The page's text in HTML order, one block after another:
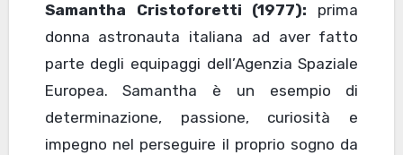
Samantha Cristoforetti (1977): prima
donna astronauta italiana ad aver fatto
parte degli equipaggi dell’Agenzia Spaziale
Europea. Samantha è un esempio di
determinazione, passione, curiosità e
impegno nel perseguire il proprio sogno da